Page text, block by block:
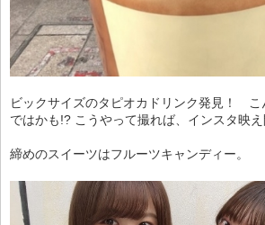
ビックサイズのタピオカドリンク発見！ こ
ではかも!? こうやって撮れば、インスタ映え
締めのスイーツはフルーツキャンディー。